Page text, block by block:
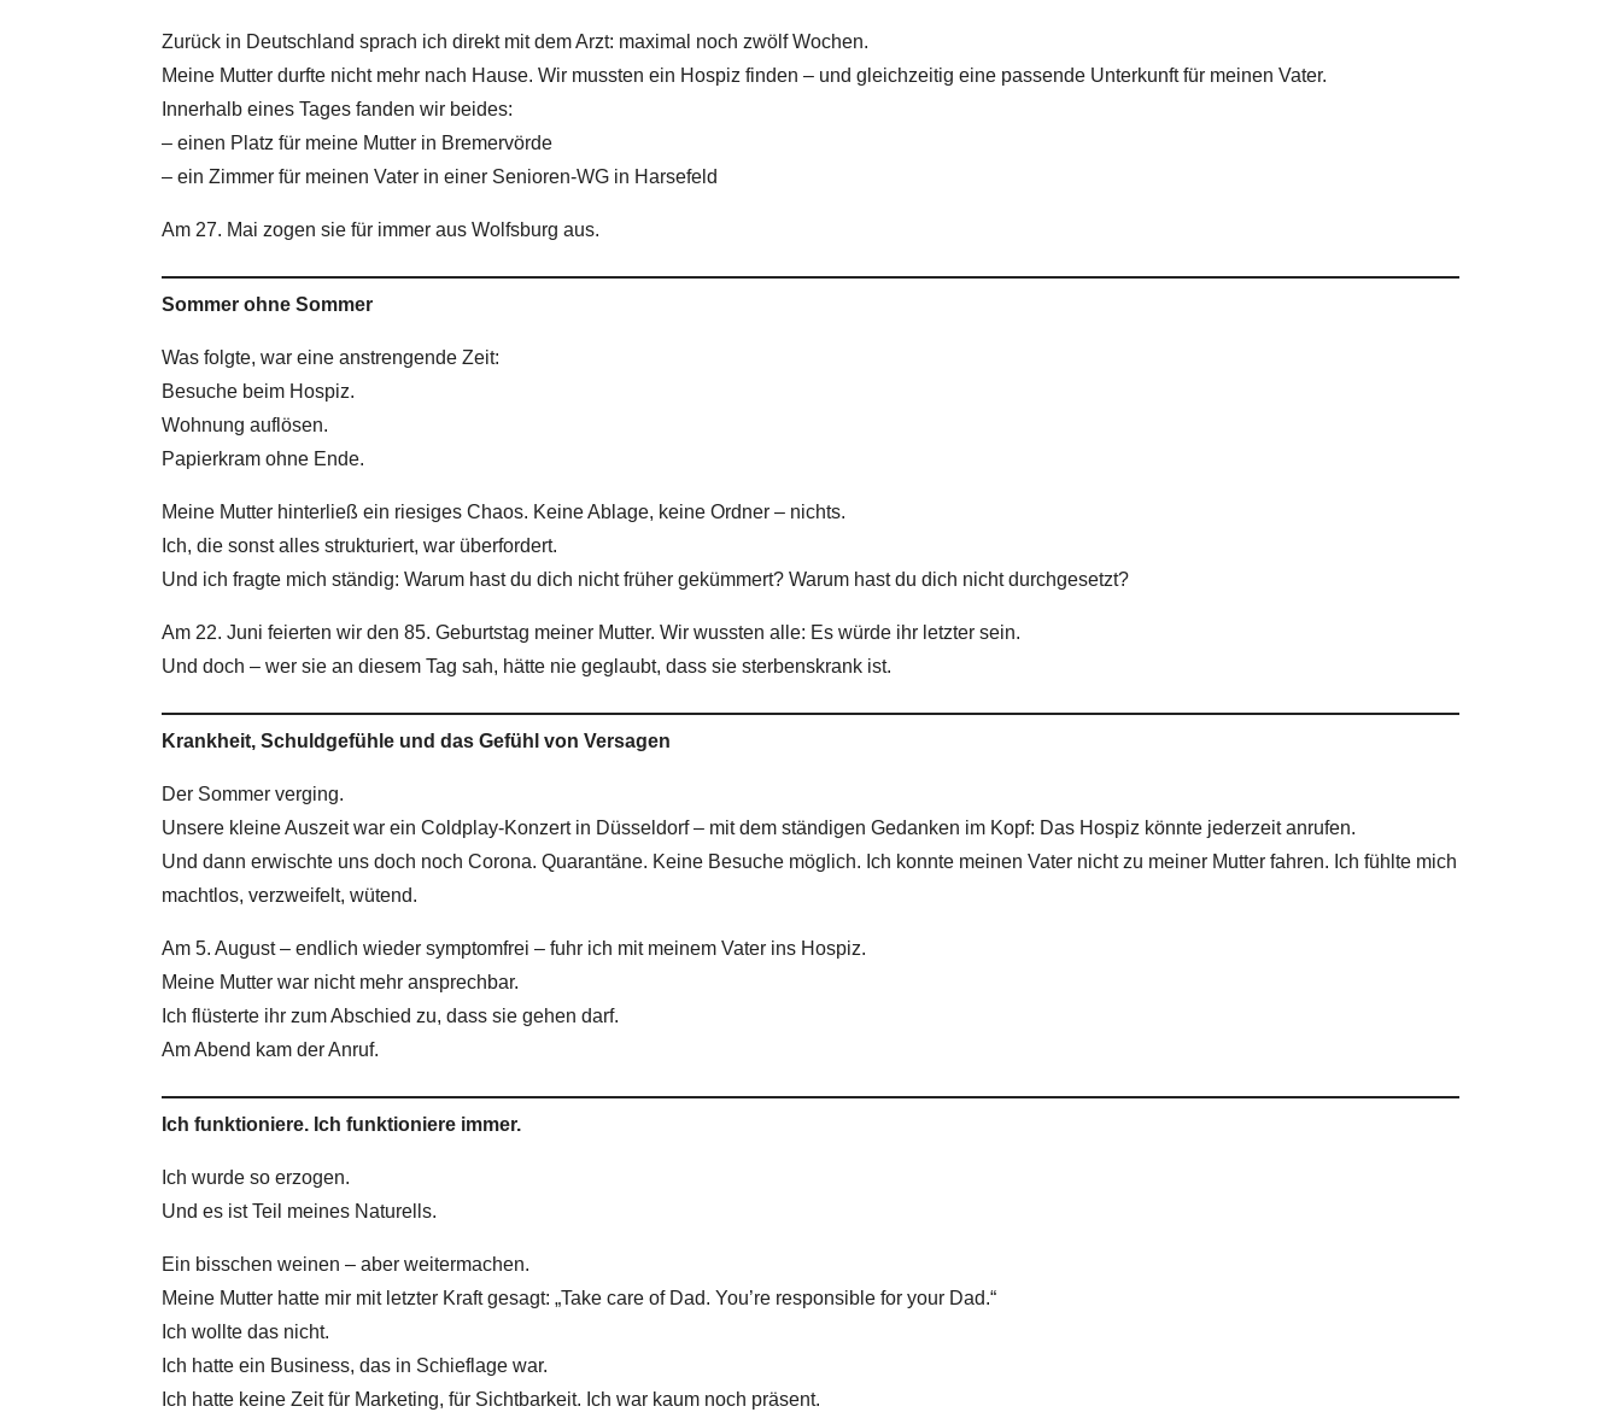
Zurück in Deutschland sprach ich direkt mit dem Arzt: maximal noch zwölf Wochen.
Meine Mutter durfte nicht mehr nach Hause. Wir mussten ein Hospiz finden – und gleichzeitig eine passende Unterkunft für meinen Vater.
Innerhalb eines Tages fanden wir beides:
– einen Platz für meine Mutter in Bremervörde
– ein Zimmer für meinen Vater in einer Senioren-WG in Harsefeld
Am 27. Mai zogen sie für immer aus Wolfsburg aus.
Sommer ohne Sommer
Was folgte, war eine anstrengende Zeit:
Besuche beim Hospiz.
Wohnung auflösen.
Papierkram ohne Ende.
Meine Mutter hinterließ ein riesiges Chaos. Keine Ablage, keine Ordner – nichts.
Ich, die sonst alles strukturiert, war überfordert.
Und ich fragte mich ständig: Warum hast du dich nicht früher gekümmert? Warum hast du dich nicht durchgesetzt?
Am 22. Juni feierten wir den 85. Geburtstag meiner Mutter. Wir wussten alle: Es würde ihr letzter sein.
Und doch – wer sie an diesem Tag sah, hätte nie geglaubt, dass sie sterbenskrank ist.
Krankheit, Schuldgefühle und das Gefühl von Versagen
Der Sommer verging.
Unsere kleine Auszeit war ein Coldplay-Konzert in Düsseldorf – mit dem ständigen Gedanken im Kopf: Das Hospiz könnte jederzeit anrufen.
Und dann erwischte uns doch noch Corona. Quarantäne. Keine Besuche möglich. Ich konnte meinen Vater nicht zu meiner Mutter fahren. Ich fühlte mich
machtlos, verzweifelt, wütend.
Am 5. August – endlich wieder symptomfrei – fuhr ich mit meinem Vater ins Hospiz.
Meine Mutter war nicht mehr ansprechbar.
Ich flüsterte ihr zum Abschied zu, dass sie gehen darf.
Am Abend kam der Anruf.
Ich funktioniere. Ich funktioniere immer.
Ich wurde so erzogen.
Und es ist Teil meines Naturells.
Ein bisschen weinen – aber weitermachen.
Meine Mutter hatte mir mit letzter Kraft gesagt: „Take care of Dad. You’re responsible for your Dad.“
Ich wollte das nicht.
Ich hatte ein Business, das in Schieflage war.
Ich hatte keine Zeit für Marketing, für Sichtbarkeit. Ich war kaum noch präsent.